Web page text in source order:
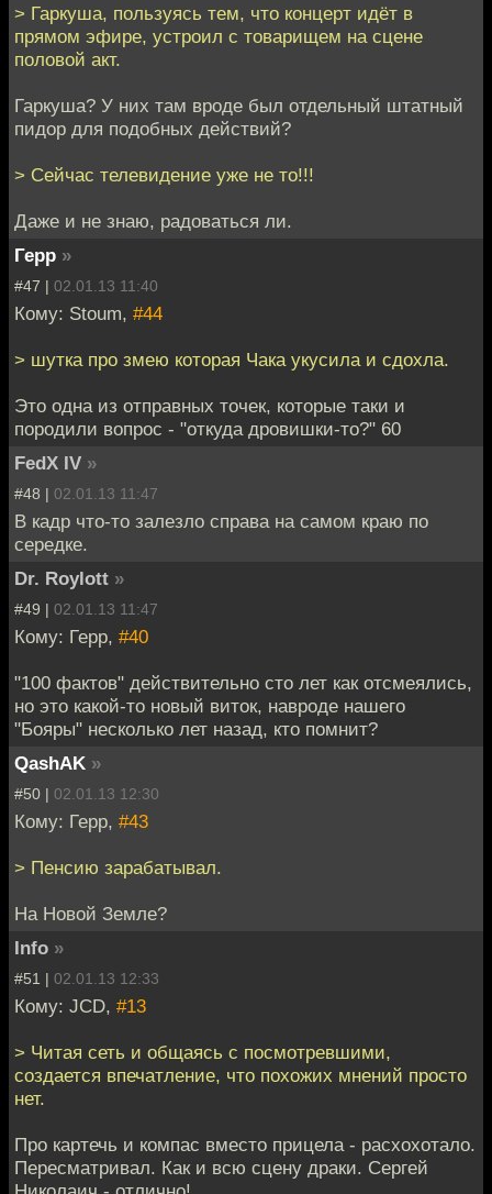
> Гаркуша, пользуясь тем, что концерт идёт в
прямом эфире, устроил с товарищем на сцене
половой акт.
Гаркуша? У них там вроде был отдельный штатный
пидор для подобных действий?
> Сейчас телевидение уже не то!!!
Даже и не знаю, радоваться ли.
Герр »
#47 | 02.01.13 11:40
Кому: Stoum, #44
> шутка про змею которая Чака укусила и сдохла.
Это одна из отправных точек, которые таки и
породили вопрос - "откуда дровишки-то?" 60
FedX IV »
#48 | 02.01.13 11:47
В кадр что-то залезло справа на самом краю по
середке.
Dr. Roylott »
#49 | 02.01.13 11:47
Кому: Герр, #40
"100 фактов" действительно сто лет как отсмеялись,
но это какой-то новый виток, навроде нашего
"Бояры" несколько лет назад, кто помнит?
QashAK »
#50 | 02.01.13 12:30
Кому: Герр, #43
> Пенсию зарабатывал.
На Новой Земле?
Info »
#51 | 02.01.13 12:33
Кому: JCD, #13
> Читая сеть и общаясь с посмотревшими,
создается впечатление, что похожих мнений просто
нет.
Про картечь и компас вместо прицела - расхохотало.
Пересматривал. Как и всю сцену драки. Сергей